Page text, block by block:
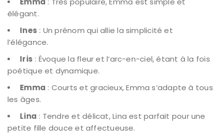
élégant.
Ines : Un prénom qui allie la simplicité et
l’élégance.
Iris : Évoque la fleur et l’arc-en-ciel, étant à la fois
poétique et dynamique.
Emma : Courts et gracieux, Emma s’adapte à tous
les âges.
Lina : Tendre et délicat, Lina est parfait pour une
petite fille douce et affectueuse.